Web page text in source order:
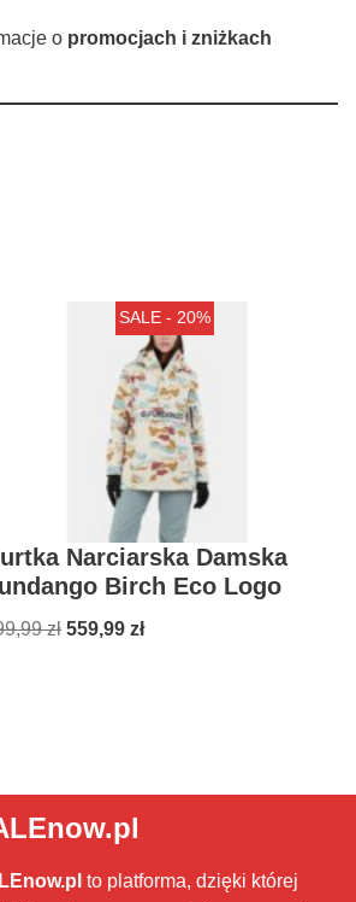
o promocjach i zniżkach
SALE - 20%
Narciarska Damska
Birch Eco Logo
zł 559,99 zł
to platforma, dzięki której